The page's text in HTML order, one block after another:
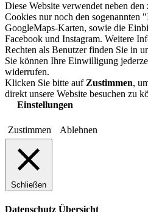
Diese Website verwendet neben
Cookies nur noch den sogenannten
GoogleMaps-Karten, sowie die
Facebook und Instagram. Weitere
Rechten als Benutzer finden Sie in
Sie können Ihre Einwilligung
widerrufen.
Klicken Sie bitte auf Zustimmen,
direkt unsere Website besuchen zu
Einstellungen
Zustimmen Ablehnen
Schließen
Datenschutz Übersicht